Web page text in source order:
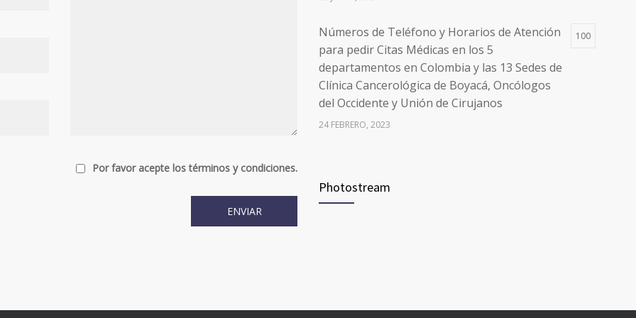
Por favor acepte los términos y condiciones.
Números de Teléfono y Horarios de Atención
para pedir Citas Médicas en los 5
departamentos en Colombia y las 13 Sedes de
Clínica Cancerológica de Boyacá, Oncólogos
del Occidente y Unión de Cirujanos
100
24 FEBRERO, 2023
3 JUNIO, 2021
Photostream